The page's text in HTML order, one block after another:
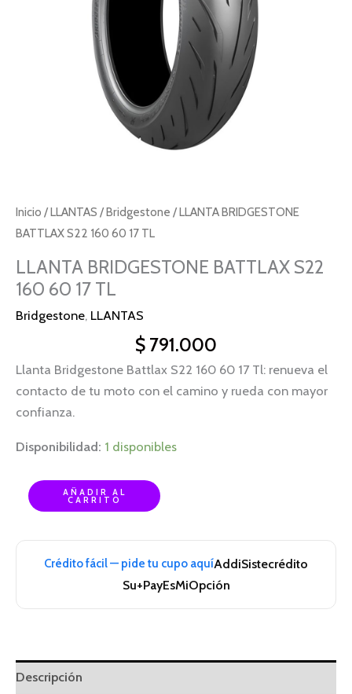
Inicio /LLANTAS /Bridgestone / LLANTA BRIDGESTONE
BATTLAX S22 160 60 17 TL
LLANTA BRIDGESTONE BATTLAX S22
160 60 17 TL
Bridgestone, LLANTAS
$ 791.000
Llanta Bridgestone Battlax S22 160 60 17 Tl: renueva el
contacto de tu moto con el camino y rueda con mayor
confianza.
Disponibilidad: 1 disponibles
AÑADIR AL
CARRITO
Crédito fácil — pide tu cupo aquíAddiSistecrédito
Su+PayEsMiOpción
Descripción